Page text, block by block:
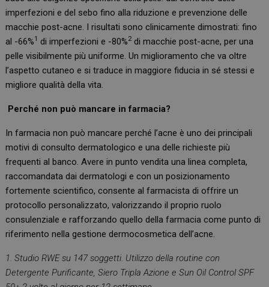
imperfezioni e del sebo fino alla riduzione e prevenzione delle
macchie post-acne. I risultati sono clinicamente dimostrati: fino
al -66%1 di imperfezioni e -80%2di macchie post-acne, per una
pelle visibilmente più uniforme. Un miglioramento che va oltre
l’aspetto cutaneo e si traduce in maggiore fiducia in sé stessi e
migliore qualità della vita.
Perché non può mancare in farmacia?
In farmacia non può mancare perché l’acne è uno dei principali
motivi di consulto dermatologico e una delle richieste più
frequenti al banco. Avere in punto vendita una linea completa,
raccomandata dai dermatologi e con un posizionamento
fortemente scientifico, consente al farmacista di offrire un
protocollo personalizzato, valorizzando il proprio ruolo
consulenziale e rafforzando quello della farmacia come punto di
riferimento nella gestione dermocosmetica dell’acne.
1. Studio RWE su 147 soggetti. Utilizzo della routine con
Detergente Purificante, Siero Tripla Azione e Sun Oil Control SPF